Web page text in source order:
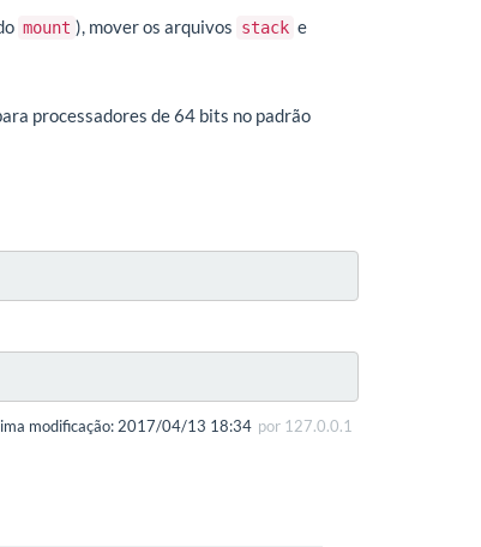
mount ), mover os arquivos stack e
processadores de 64 bits no padrão
modificação: 2017/04/13 18:34 por 127.0.0.1